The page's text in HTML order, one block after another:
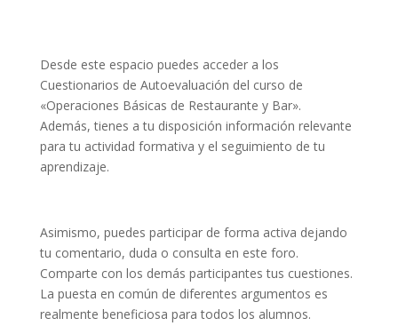
Desde este espacio puedes acceder a los
Cuestionarios de Autoevaluación del curso de
«Operaciones Básicas de Restaurante y Bar».
Además, tienes a tu disposición información relevante
para tu actividad formativa y el seguimiento de tu
aprendizaje.
Asimismo, puedes participar de forma activa dejando
tu comentario, duda o consulta en este foro.
Comparte con los demás participantes tus cuestiones.
La puesta en común de diferentes argumentos es
realmente beneficiosa para todos los alumnos.